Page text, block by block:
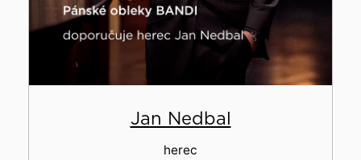
Jan Nedbal
herec